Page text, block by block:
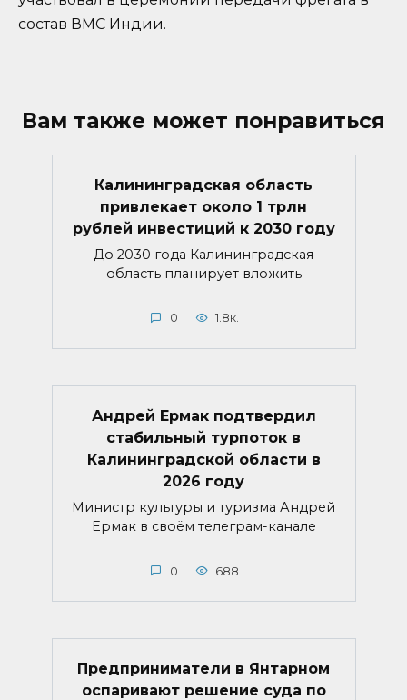
состав ВМС Индии.
Вам также может понравиться
Калининградская область
привлекает около 1 трлн
рублей инвестиций к 2030 году
До 2030 года Калининградская
область планирует вложить
0 1.8к.
Андрей Ермак подтвердил
стабильный турпоток в
Калининградской области в
2026 году
Министр культуры и туризма Андрей
Ермак в своём телеграм-канале
0 688
Предприниматели в Янтарном
оспаривают решение суда по